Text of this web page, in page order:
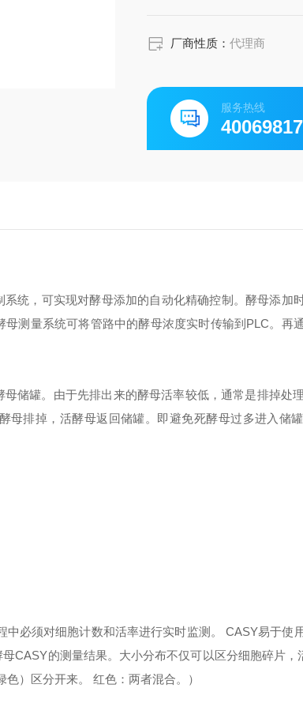
厂商性质：代理商
服务热线
统，可实现对酵母添加的自动化精确控制。酵母添加
测量系统可将管路中的酵母浓度实时传输到PLC。再
储罐。由于先排出来的酵母活率较低，通常是排掉处
母排掉，活酵母返回储罐。即避免死酵母过多进入储
必须对细胞计数和活率进行实时监测。 CASY易于使
CASY的测量结果。大小分布不仅可以区分细胞碎片，
）区分开来。 红色：两者混合。）